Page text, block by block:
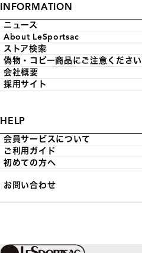
INFORMATION
ニュース
About LeSportsac
ストア検索
偽物・コピー商品にご注意ください
会社概要
採用サイト
HELP
会員サービスについて
ご利用ガイド
初めての方へ
お問い合わせ